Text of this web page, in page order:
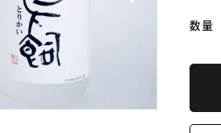
数量